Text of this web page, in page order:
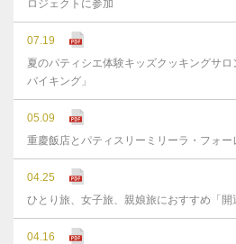
ロジェクトに参加
07.19
夏のパティシエ体験キッズクッキングサ
バイキング」
05.09
重慶飯店とパティスリーミリーラ・フォ
04.25
ひとり旅、女子旅、親娘旅におすすめ「開
04.16